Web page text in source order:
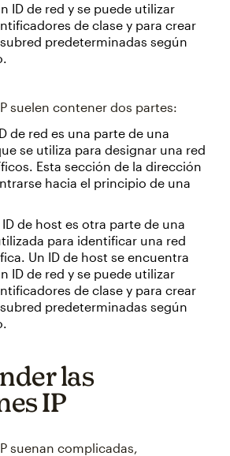
ID de red y se puede utilizar
de clase y para crear
predeterminadas según
suelen contener dos partes:
de red es una parte de una
se utiliza para designar una red
Esta sección de la dirección
hacia el principio de una
ID de host es otra parte de una
para identificar una red
Un ID de host se encuentra
ID de red y se puede utilizar
de clase y para crear
predeterminadas según
las
IP
suenan complicadas,